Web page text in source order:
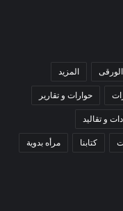
المزيد
حوارات و تقارير
و تقاليد
كتابنا مرأه بدوية